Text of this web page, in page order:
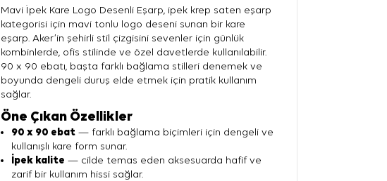
Mavi İpek Kare Logo Desenli Eşarp, ipek krep saten eşarp
kategorisi için mavi tonlu logo deseni sunan bir kare
eşarp. Aker’in şehirli stil çizgisini sevenler için günlük
kombinlerde, ofis stilinde ve özel davetlerde kullanılabilir.
90 x 90 ebatı, başta farklı bağlama stilleri denemek ve
boyunda dengeli duruş elde etmek için pratik kullanım
sağlar.
Öne Çıkan Özellikler
90 x 90 ebat — farklı bağlama biçimleri için dengeli ve
kullanışlı kare form sunar.
İpek kalite — cilde temas eden aksesuarda hafif ve
zarif bir kullanım hissi sağlar.